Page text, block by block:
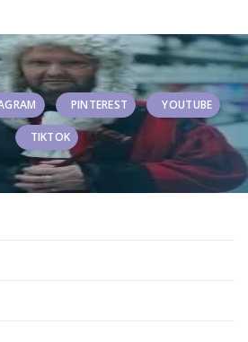
PINTEREST YOUTUBE
TIKTOK